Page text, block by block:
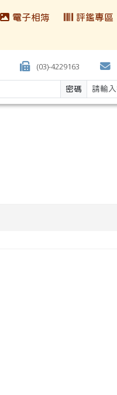
電子相簿 評鑑專區
(03)-4229163
密碼